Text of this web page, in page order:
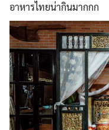
อาหารไทยน่ากินมากกก